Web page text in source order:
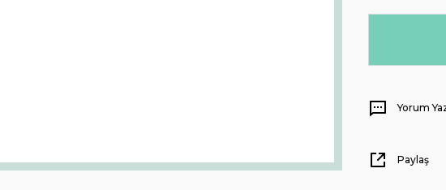
Yorum
Paylaş